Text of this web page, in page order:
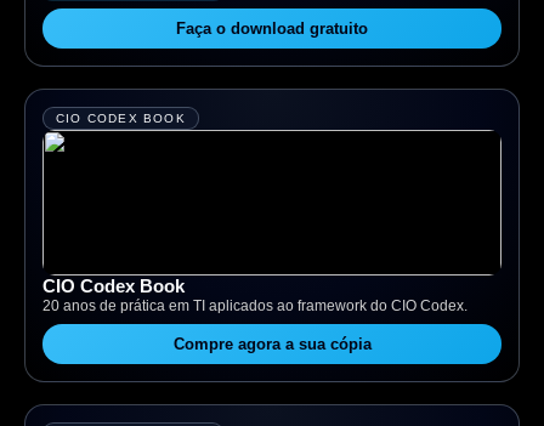
Faça o download gratuito
CIO CODEX BOOK
CIO Codex Book
20 anos de prática em TI aplicados ao framework do CIO Codex.
Compre agora a sua cópia